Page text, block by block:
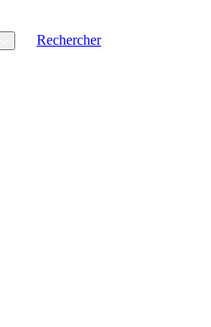
Rechercher